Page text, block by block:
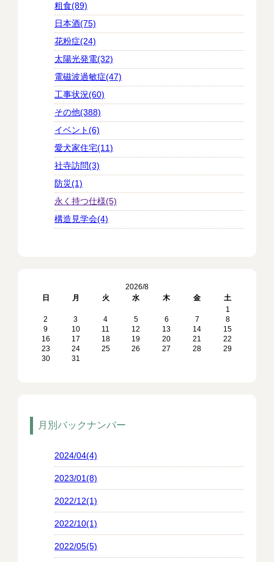
粗食(89)
日本酒(75)
花粉症(24)
太陽光発電(32)
電磁波過敏症(47)
工事状況(60)
その他(388)
イベント(6)
愛犬家住宅(11)
社寺訪問(3)
防災(1)
永く持つ仕様(5)
構造見学会(4)
2026/8
日
月 火 水 木 金
土
1
2
3 4 5 6 7
8
9
10 11 12 13 14
15
16
17 18 19 20 21
22
23
24 25 26 27 28
29
30
31
月別バックナンバー
2024/04(4)
2023/01(8)
2022/12(1)
2022/10(1)
2022/05(5)